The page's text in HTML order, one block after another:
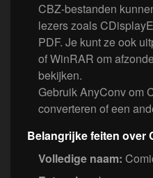
CBZ-bestanden
lezers zoals
PDF. Je kunt ze ook
of WinRAR om
bekijken.
Gebruik AnyConv om
converteren of een
Belangrijke feiten over
Volledige naam: